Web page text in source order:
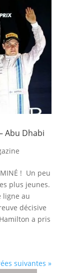
Abu Dhabi
! Un peu
plus jeunes.
ligne au
décisive
a pris
suivantes »